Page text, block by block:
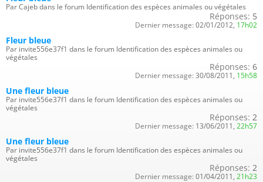
Par Cajeb dans le forum Identification des espèces animales ou végétales
Réponses: 5
Dernier message: 02/01/2012, 17h02
Fleur bleue
Par invite556e37f1 dans le forum Identification des espèces animales ou
végétales
Réponses: 6
Dernier message: 30/08/2011, 15h58
Une fleur bleue
Par invite556e37f1 dans le forum Identification des espèces animales ou
végétales
Réponses: 2
Dernier message: 13/06/2011, 22h57
Une fleur bleue
Par invite556e37f1 dans le forum Identification des espèces animales ou
végétales
Réponses: 2
Dernier message: 01/04/2011, 21h23